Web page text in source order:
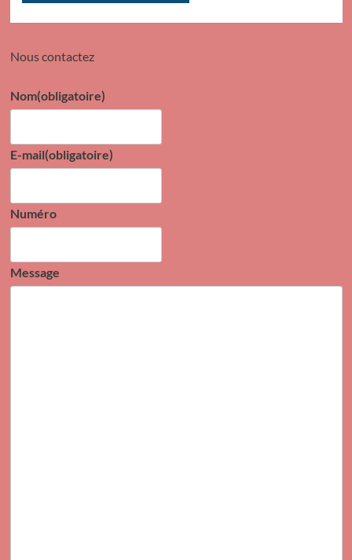
Nous contactez
Nom(obligatoire)
E-mail(obligatoire)
Numéro
Message